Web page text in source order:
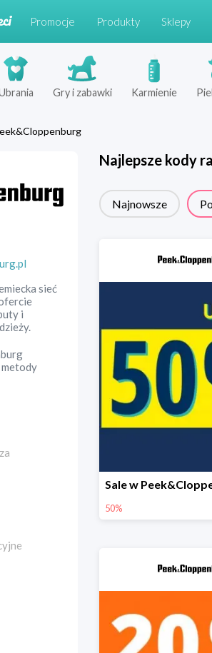
Promocje Produkty Sklepy
Gry i zabawki Karmienie
sieć
i
Najlepsze kody
Najnowsze
50%